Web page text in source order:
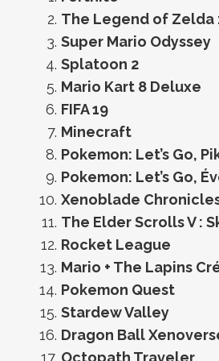
The Legend of
Super Mario Odyssey
Splatoon 2
Mario Kart 8 Deluxe
FIFA 19
Minecraft
Pokemon: Let’s Go,
Pokemon: Let’s Go,
Xenoblade
The Elder Scrolls V :
Rocket League
Mario + The Lapins
Pokemon Quest
Stardew Valley
Dragon Ball
Octopath Traveler